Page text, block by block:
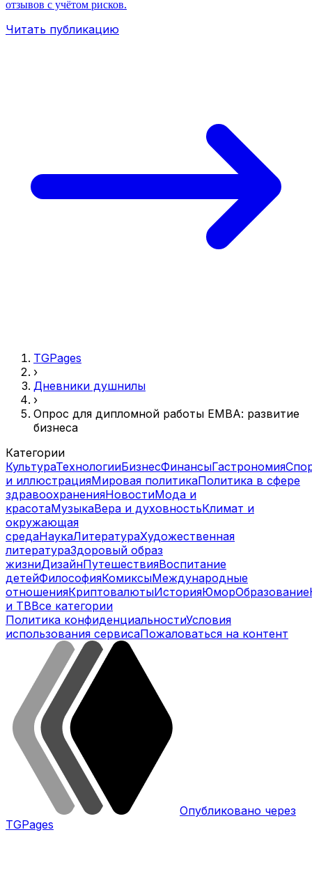
отзывов с учётом рисков.
Читать публикацию
TGPages
›
Дневники душнилы
›
Опрос для дипломной работы ЕМВА: развитие
бизнеса
Категории
КультураТехнологииБизнесФинансыГастрономия
и иллюстрацияМировая политикаПолитика в сфере
здравоохраненияНовостиМода и
красотаМузыкаВера и духовностьКлимат и
окружающая
средаНаукаЛитератураХудожественная
литератураЗдоровый образ
жизниДизайнПутешествияВоспитание
детейФилософияКомиксыМеждународные
отношенияКриптовалютыИсторияЮморОбразование
и ТВВсе категории
Политика конфиденциальностиУсловия
использования сервисаПожаловаться на контент
Опубликовано через
TGPages